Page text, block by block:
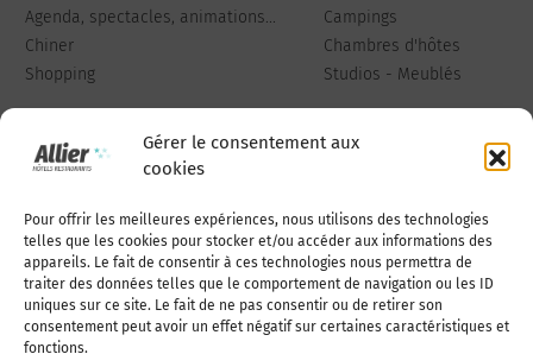
Gérer le consentement aux
cookies
Pour offrir les meilleures expériences, nous utilisons des technologies
telles que les cookies pour stocker et/ou accéder aux informations des
appareils. Le fait de consentir à ces technologies nous permettra de
traiter des données telles que le comportement de navigation ou les ID
uniques sur ce site. Le fait de ne pas consentir ou de retirer son
consentement peut avoir un effet négatif sur certaines caractéristiques et
fonctions.
Agenda, spectacles, animations...
Chiner
Shopping
Campings
Chambres d'hôtes
Studios - Meublés
Qui sommes-nous Publiez votre annonce
Adhérer à l’association Nous contacter